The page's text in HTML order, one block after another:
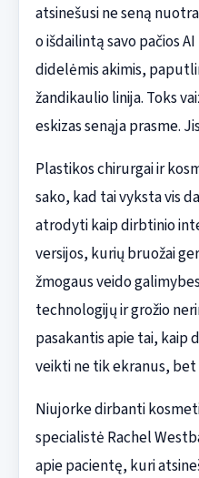
atsinešusi ne seną
o išdailintą savo pačios
didelėmis akimis,
žandikaulio linija. Toks
eskizas senąja prasme.
Plastikos chirurgai ir
sako, kad tai vyksta vis
atrodyti kaip dirbtinio
versijos, kurių bruožai
žmogaus veido
technologijų ir grožio
pasakantis apie tai, kaip
veikti ne tik ekranus, bet
Niujorke dirbanti
specialistė Rachel
apie pacientę, kuri